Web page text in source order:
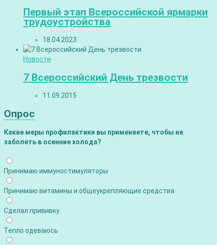
Первый этап Всероссийской ярмарки
трудоустройства
18.04.2023
Новости
7 Всероссийский День трезвости
11.09.2015
Опрос
Какие меры профилактики вы применяете, чтобы не
заболеть в осенние холода?
Принимаю иммуностимуляторы
Принимаю витамины и общеукрепляющие средства
Сделал прививку
Тепло одеваюсь